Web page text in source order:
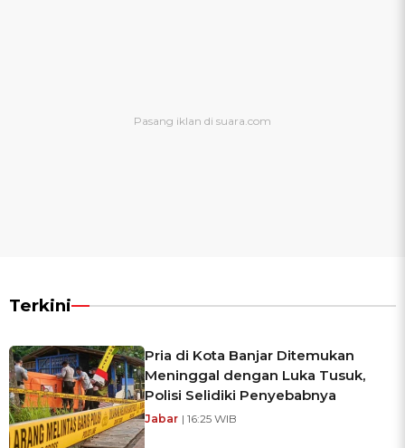
Terkini
Pria di Kota Banjar Ditemukan
Meninggal dengan Luka Tusuk,
Polisi Selidiki Penyebabnya
Jabar | 16:25 WIB